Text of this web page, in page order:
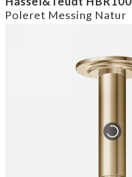
Poleret Messing Natur